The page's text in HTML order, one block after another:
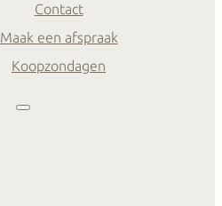
Contact
Maak een afspraak
Koopzondagen